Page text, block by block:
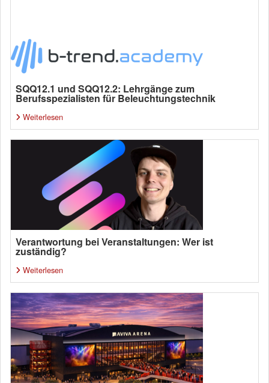
SQQ12.1 und SQQ12.2: Lehrgänge zum
Berufsspezialisten für Beleuchtungstechnik
Weiterlesen
Verantwortung bei Veranstaltungen: Wer ist
zuständig?
Weiterlesen